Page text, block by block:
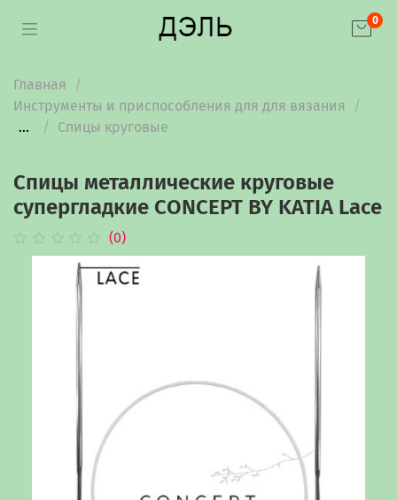
0
Главная
Инструменты и приспособления для для вязания
...
Спицы круговые
Спицы металлические круговые
супергладкие CONCEPT BY KATIA Lace
(0)